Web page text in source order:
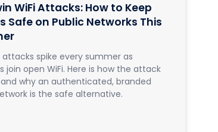
WiFi Attacks: How to Keep
Safe on Public Networks This
attacks spike every summer as
join open WiFi. Here is how the attack
why an authenticated, branded
is the safe alternative.